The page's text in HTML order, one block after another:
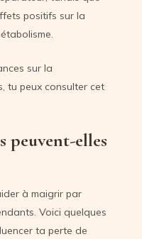
positifs sur la
sur la
tu peux consulter cet
peuvent-elles
à maigrir par
Voici quelques
ta perte de